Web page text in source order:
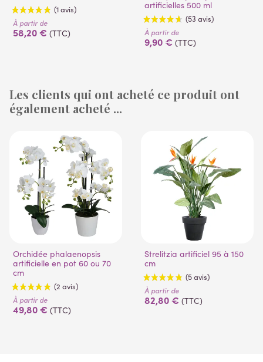
À partir de
58,20 € (TTC)
artificielles 500 ml
(53 avis)
À partir de
9,90 € (TTC)
Les clients qui ont acheté ce produit ont
également acheté ...
Orchidée phalaenopsis
artificielle en pot 60 ou 70
cm
À partir de
49,80 € (TTC)
Strelitzia artificiel 95 à 150
cm
À partir de
82,80 € (TTC)